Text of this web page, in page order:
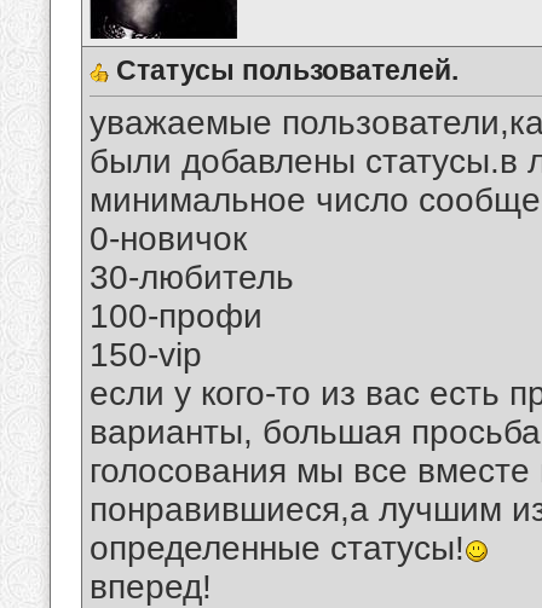
Статусы пользователей.
уважаемые
были добавлены статусы.в
минимальное число
0-новичок
30-любитель
100-профи
150-vip
если у кого-то из вас есть
варианты, большая
голосования мы все
понравившиеся,а лучшим
определенные статусы!
вперед!